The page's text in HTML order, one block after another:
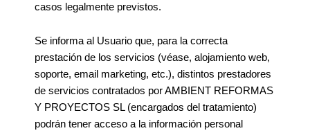
casos legalmente previstos.
Se informa al Usuario que, para la correcta
prestación de los servicios (véase, alojamiento web,
soporte, email marketing, etc.), distintos prestadores
de servicios contratados por AMBIENT REFORMAS
Y PROYECTOS SL (encargados del tratamiento)
podrán tener acceso a la información personal